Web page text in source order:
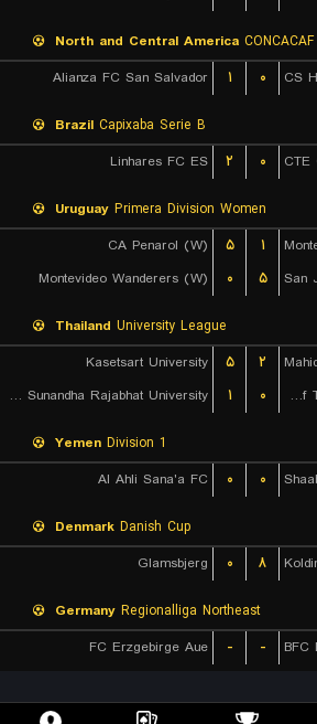
North and Central America
Alianza FC San Salvador
۱ ۰ CS
Brazil Capixaba Serie B
Linhares FC ES
۲ ۰ CTE
Uruguay Primera Division Women
CA Penarol (W)
۵ ۱
Montevideo Wanderers (W)
۰ ۵ San
Thailand University League
Kasetsart University
۵ ۲
Suan Sunandha Rajabhat University
۱ ۰ Rajamangala University of Technology Rattanakosin FC
Yemen Division 1
Al Ahli Sana'a FC
۰ ۰
Denmark Danish Cup
Glamsbjerg
۰ ۸
Germany Regionalliga Northeast
FC Erzgebirge Aue
- - BFC